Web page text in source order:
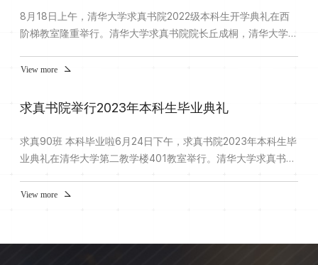
8月18日上午，清华大学求真书院2022级本科生开学典礼在西
阶梯教室隆重举行。清华大学求真书院院长丘成桐，清华大学副
字班新生班主任邱宇、宋伟、刁晗生，求真书院学生工作组组长
丹，求真书院益友学者代表、行政团队老师、辅导员代表和书院
主持。丘成桐...
View more
求真书院举行2023年本科生毕业典礼
求真90班 本科毕业啦6月24日下午，求真书院2023年本科生毕
业典礼在清华大学第二教学楼401教室举行。清华大学求真书院
钹，求真书院副院长王小芳、陈志杰，北京雁栖湖应用数学研究
生工作组组长张蓥莹，求真90班班主任王学成，求真书院任课
View more